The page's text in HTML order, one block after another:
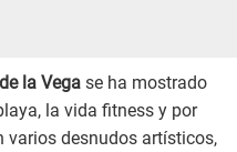
la Vega se ha mostrado
la vida fitness y por
varios desnudos artísticos,